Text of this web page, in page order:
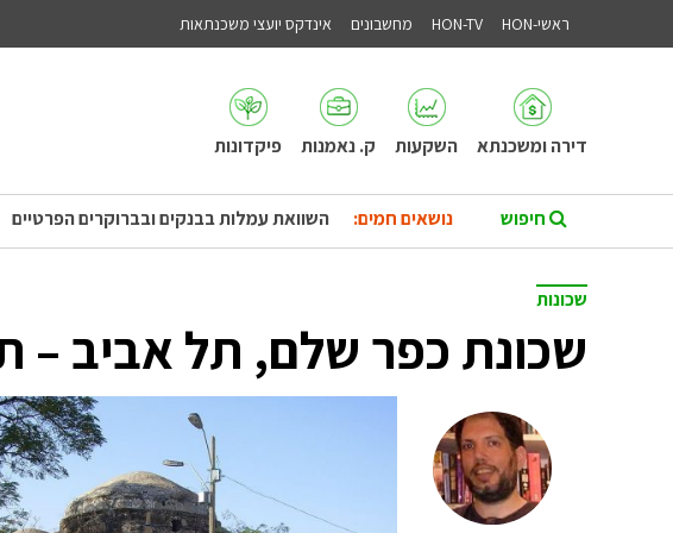
ראשי-HON HON-TV מחשבונים אינדקס יועצי משכנתאות
דירה ומשכנתא השקעות ק. נאמנות פיקדונות
נושאים חמים: השוואת עמלות בבנקים ובברוקרים הפרטיים
שכונות
שכונת כפר שלם, תל אביב –